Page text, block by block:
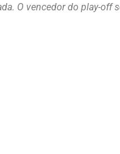
O vencedor do play-off